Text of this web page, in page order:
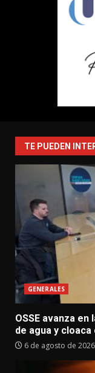
TE PUEDEN
GENERALES
OSSE avanza
de agua y cloaca
6 de agosto de 2026